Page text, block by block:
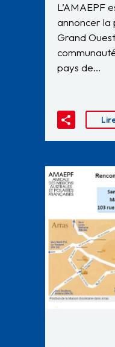
L’AMAEPF
annoncer la
Grand
pays de…